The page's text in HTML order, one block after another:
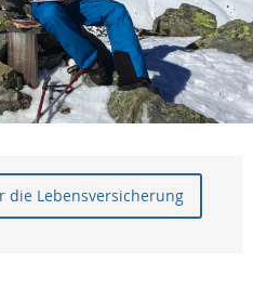
die Lebensversicherung